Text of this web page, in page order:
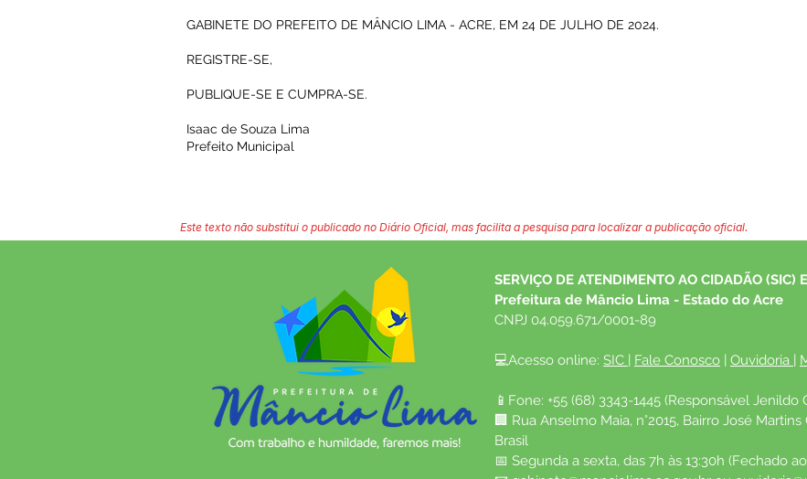
GABINETE DO PREFEITO DE MÂNCIO LIMA - ACRE, EM 24 DE JULHO DE 2024.
REGISTRE-SE,
PUBLIQUE-SE E CUMPRA-SE.
Isaac de Souza Lima
Prefeito Municipal
Este texto não substitui o publicado no Diário Oficial, mas facilita a pesquisa para localizar a publicação oficial.
SERVIÇO DE ATENDIMENTO AO CIDADÃO (SIC)
Prefeitura de Mâncio Lima - Estado do Acre
CNPJ 04.059.671/0001-89
💻Acesso online: SIC | Fale Conosco | Ouvidoria |
📱Fone: +55 (68) 3343-1445 (Responsável Jenildo
🏢 Rua Anselmo Maia, n°2015, Bairro José
Brasil
📅 Segunda a sexta, das 7h às 13:30h (Fechado